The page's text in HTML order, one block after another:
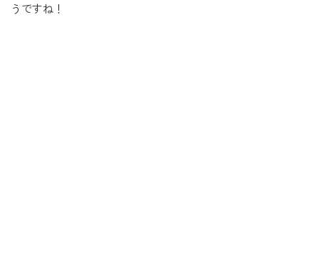
うですね！